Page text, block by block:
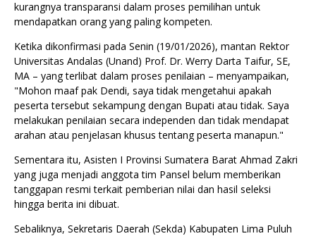
kurangnya transparansi dalam proses pemilihan untuk
mendapatkan orang yang paling kompeten.
Ketika dikonfirmasi pada Senin (19/01/2026), mantan Rektor
Universitas Andalas (Unand) Prof. Dr. Werry Darta Taifur, SE,
MA – yang terlibat dalam proses penilaian – menyampaikan,
"Mohon maaf pak Dendi, saya tidak mengetahui apakah
peserta tersebut sekampung dengan Bupati atau tidak. Saya
melakukan penilaian secara independen dan tidak mendapat
arahan atau penjelasan khusus tentang peserta manapun."
Sementara itu, Asisten I Provinsi Sumatera Barat Ahmad Zakri
yang juga menjadi anggota tim Pansel belum memberikan
tanggapan resmi terkait pemberian nilai dan hasil seleksi
hingga berita ini dibuat.
Sebaliknya, Sekretaris Daerah (Sekda) Kabupaten Lima Puluh